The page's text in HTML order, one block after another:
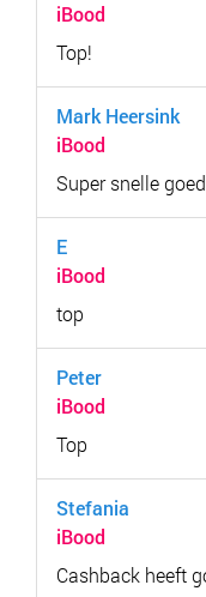
iBood
Top!
Mark Heersink
iBood
Super snelle
E
iBood
top
Peter
iBood
Top
Stefania
iBood
Cashback heeft